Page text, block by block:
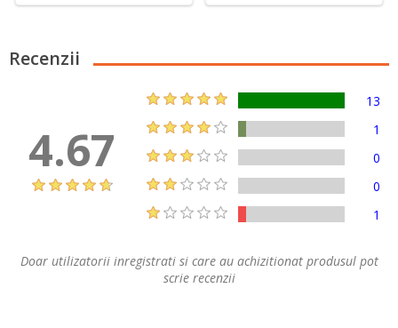
Recenzii
4.67
13
1
0
0
1
Doar utilizatorii inregistrati si care au achizitionat produsul pot
scrie recenzii